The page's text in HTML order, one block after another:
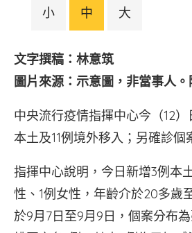
小 中 大
文字撰稿：林意筑
圖片來源：示意圖，非當事人
中央流行疫情指揮中心今（12）
本土及11例境外移入；另確診個
指揮中心說明，今日新增3例本
性、1例女性，年齡介於20多歲
於9月7日至9月9日，個案分布